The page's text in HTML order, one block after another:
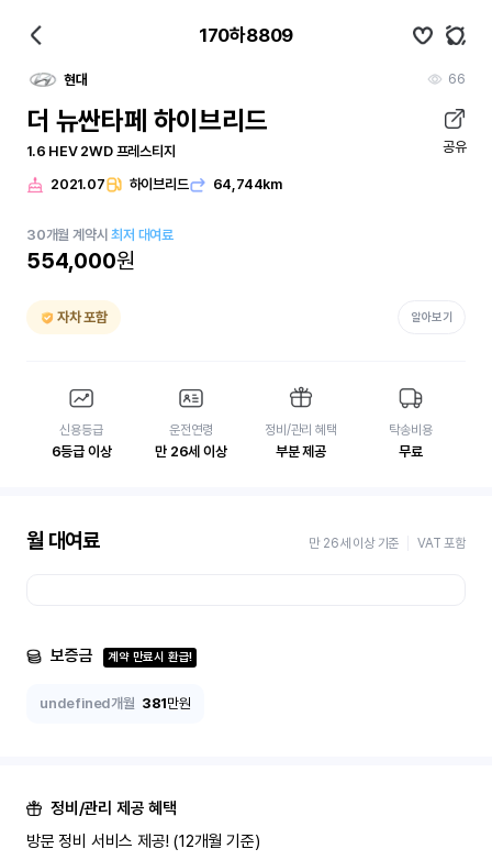
170하8809
현대 66
더 뉴싼타페 하이브리드
1.6 HEV 2WD 프레스티지 공유
2021.07 하이브리드 64,744km
30개월 계약시최저 대여료
554,000원
자차 포함 알아보기
신용등급
6등급 이상
운전연령
만 26세 이상
정비/관리 혜택
부분 제공
탁송비용
무료
월 대여료 만 26세 이상 기준 VAT 포함
보증금 계약 만료시 환급!
undefined개월 381만원
정비/관리 제공 혜택
방문 정비 서비스 제공! (12개월 기준)